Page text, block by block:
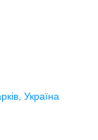
Україна